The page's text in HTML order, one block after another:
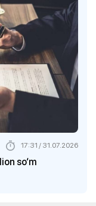
so‘m
17:31 / 31.07.2026